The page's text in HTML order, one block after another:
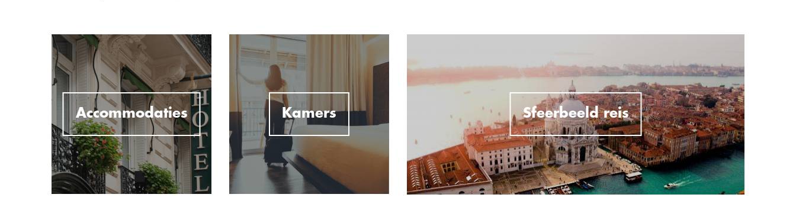
Accommodaties Kamers Sfeerbeeld reis